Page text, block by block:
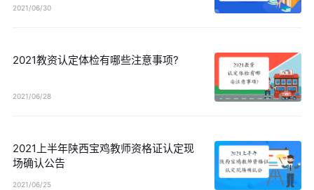
2021/06/30
2021教资认定体检有哪些注意事项?
2021/06/28
2021上半年陕西宝鸡教师资格证认定现
场确认公告
2021/06/25